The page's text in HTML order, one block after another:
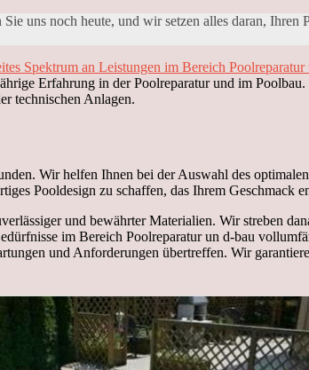
uns noch heute, und wir setzen alles daran,
Spektrum an Leistungen im Bereich
Erfahrung in der Poolreparatur und im
technischen Anlagen.
Wir helfen Ihnen bei der Auswahl des
Pooldesign zu schaffen, das Ihrem Geschmack
und bewährter Materialien. Wir streben
im Bereich Poolreparatur un d-bau
und Anforderungen übertreffen. Wir